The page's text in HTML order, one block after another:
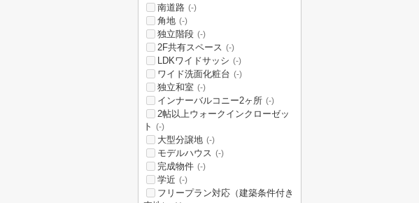
南道路 (-)
角地 (-)
独立階段 (-)
2F共有スペース (-)
LDKワイドサッシ (-)
ワイド洗面化粧台 (-)
独立和室 (-)
インナーバルコニー2ヶ所 (-)
2帖以上ウォークインクローゼッ
ト
(-)
大型分譲地 (-)
モデルハウス (-)
完成物件 (-)
学近 (-)
フリープラン対応（建築条件付き